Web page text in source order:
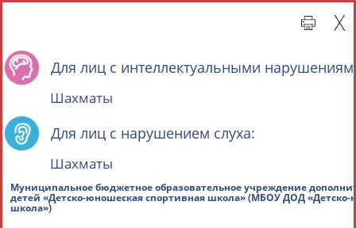
Главная »
Для лиц с интеллектуальными
Шахматы
Для лиц с нарушением слуха:
Шахматы